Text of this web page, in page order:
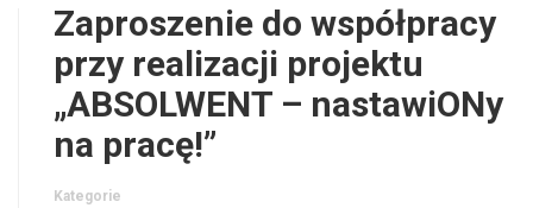
Zaproszenie do współpracy
przy realizacji projektu
„ABSOLWENT – nastawiONy
na pracę!”
Kategorie